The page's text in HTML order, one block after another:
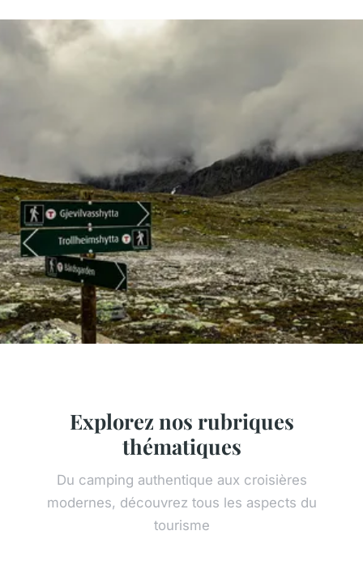
Explorez nos rubriques
thématiques
Du camping authentique aux croisières
modernes, découvrez tous les aspects du
tourisme